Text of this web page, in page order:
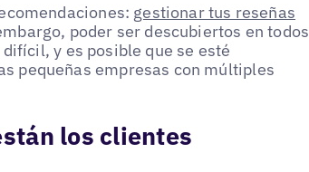
gestionar tus reseñas
poder ser descubiertos en todos
y es posible que se esté
pequeñas empresas con múltiples
los clientes